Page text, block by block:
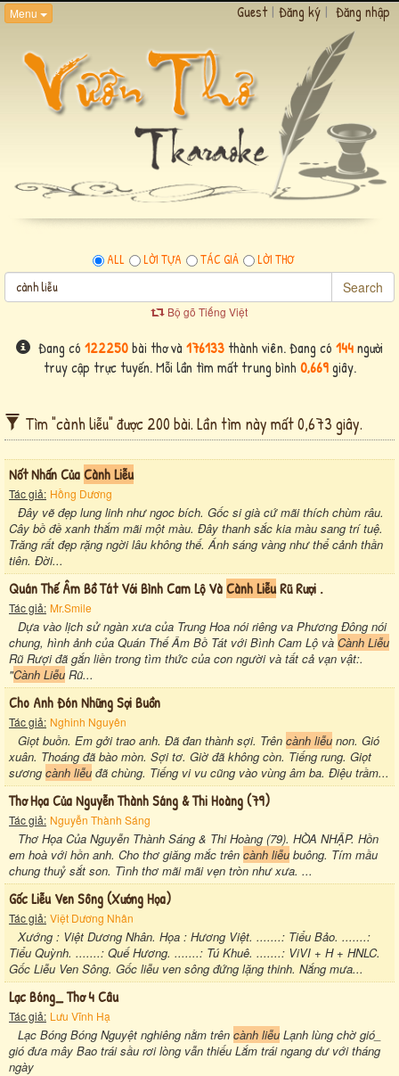
Menu Guest | Đăng ký | Đăng nhập
ALL LỜI TỰA TÁC GIẢ LỜI THƠ
Search
Bộ gõ Tiếng Việt
Đang có 122250bài thơ và 176133 thành viên. Đang có 144người
truy cập trực tuyến. Mỗi lần tìm mất trung bình 0,669giây.
Tìm "cành liễu" được 200 bài. Lần tìm này mất 0,673 giây.
Nốt Nhấn CủaCành Liễu
Tác giả: Hồng Dương
Đây vẽ đẹp lung linh như ngoc bích. Gốc si già cứ mãi thích chùm râu.
Cây bồ đề xanh thắm mãi một màu. Đây thanh sắc kia màu sang trí tuệ.
Trăng rất đẹp rặng ngời lâu không thế. Ánh sáng vàng như thể cảnh thần
tiên. Đời...
Quán Thế Âm Bồ Tát Với Bình Cam Lộ VàCành LiễuRũ Rượi .
Tác giả: Mr.Smile
Dựa vào lịch sử ngàn xưa của Trung Hoa nói riêng va Phương Đông nói
chung, hình ảnh của Quán Thế Âm Bồ Tát với Bình Cam Lộ và Cành Liễu
Rũ Rượi đã gắn liền trong tìm thức của con người và tất cả vạn vật:.
"Cành Liễu Rũ...
Cho Anh Đón Những Sợi Buồn
Tác giả: Nghinh Nguyên
Giọt buồn. Em gởi trao anh. Đã đan thành sợi. Trên cành liễu non. Gió
xuân. Thoáng đã bào mòn. Sợi tơ. Giờ đã không còn. Tiếng rung. Giọt
sương cành liễu đã chùng. Tiếng vi vu cũng vào vùng âm ba. Điệu trầm...
Thơ Họa Của Nguyễn Thành Sáng & Thi Hoàng (79)
Tác giả: Nguyễn Thành Sáng
Thơ Họa Của Nguyễn Thành Sáng & Thi Hoàng (79). HÒA NHẬP. Hồn
em hoà với hồn anh. Cho thơ giăng mắc trên cành liễu buông. Tím mầu
chung thuỷ sắt son. Tình thơ mãi mãi vẹn tròn như xưa. ...
Gốc Liễu Ven Sông (xướng Họa)
Tác giả: Việt Dương Nhân
Xướng : Việt Dương Nhân. Họa : Hương Việt. .......: Tiểu Bảo. .......:
Tiểu Quỳnh. .......: Quế Hương. .......: Tú Khuê. .......: ViVI + H + HNLC.
Gốc Liễu Ven Sông. Gốc liễu ven sông đứng lặng thinh. Nắng mưa...
Lạc Bóng_ Thơ 4 Câu
Tác giả: Lưu Vĩnh Hạ
Lạc Bóng Bóng Nguyệt nghiêng nằm trên cành liễu Lạnh lùng chờ gió_
gió đưa mây Bao trái sầu rơi lòng vẫn thiếu Lắm trái ngang dư với tháng
ngày